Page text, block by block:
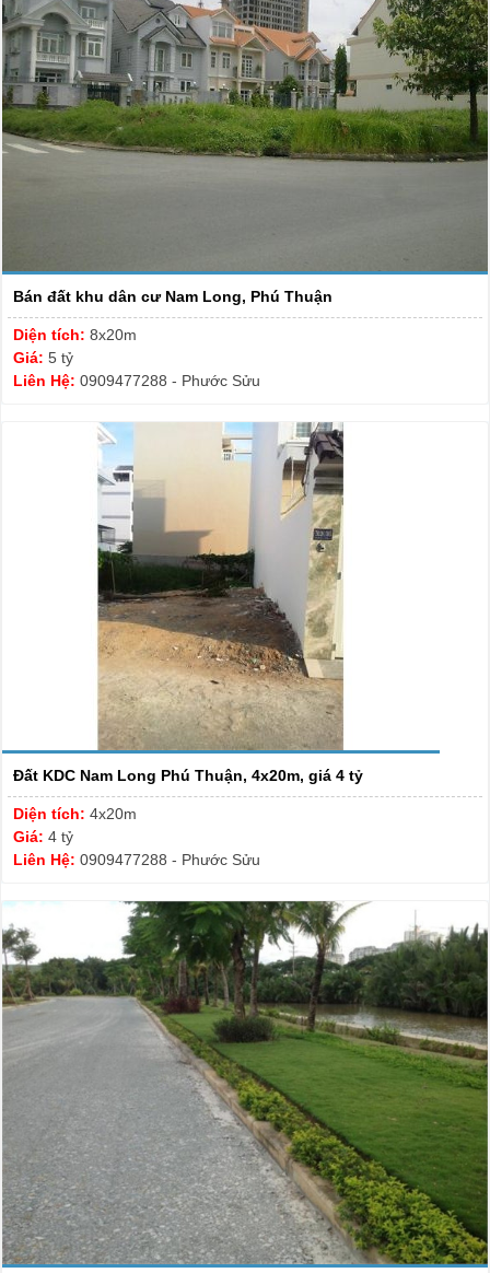
Bán đất khu dân cư Nam Long, Phú Thuận
Diện tích: 8x20m
Giá: 5 tỷ
Liên Hệ: 0909477288 - Phước Sửu
Đất KDC Nam Long Phú Thuận, 4x20m, giá 4 tỷ
Diện tích: 4x20m
Giá: 4 tỷ
Liên Hệ: 0909477288 - Phước Sửu